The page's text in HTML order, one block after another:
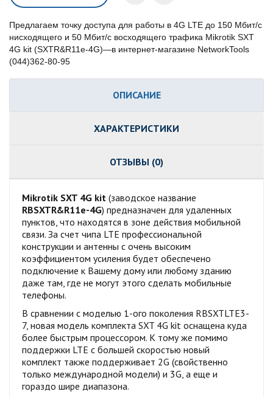
Предлагаем точку доступа для работы в 4G LTE до 150 Мбит/с
нисходящего и 50 Мбит/с восходящего трафика Mikrotik SXT
4G kit (SXTR&R11e-4G)—в интернет-магазине NetworkTools
(044)362-80-95
ОПИСАНИЕ
ХАРАКТЕРИСТИКИ
ОТЗЫВЫ (0)
Mikrotik SXT 4G kit (заводское название
RBSXTR&R11e-4G) предназначен для удаленных
пунктов, что находятся в зоне действия мобильной
связи. За счет чипа LTE профессиональной
конструкции и антенны с очень высоким
коэффициентом усиления будет обеспечено
подключение к Вашему дому или любому зданию
даже там, где не могут этого сделать мобильные
телефоны.
В сравнении с моделью 1-ого поколения RBSXTLTE3-
7, новая модель комплекта SXT 4G kit оснащена куда
более быстрым процессором. К тому же помимо
поддержки LTE с большей скоростью новый
комплект также поддерживает 2G (свойственно
только международной модели) и 3G, а еще и
гораздо шире диапазона.